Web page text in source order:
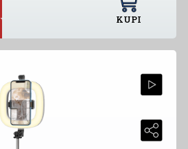
KUPI